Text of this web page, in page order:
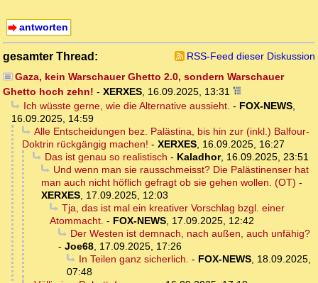
antworten
gesamter Thread:
RSS-Feed dieser Diskussion
Gaza, kein Warschauer Ghetto 2.0, sondern Warschauer
Ghetto hoch zehn! - XERXES, 16.09.2025, 13:31
Ich wüsste gerne, wie die Alternative aussieht. - FOX-NEWS,
16.09.2025, 14:59
Alle Entscheidungen bez. Palästina, bis hin zur (inkl.) Balfour-
Doktrin rückgängig machen! - XERXES, 16.09.2025, 16:27
Das ist genau so realistisch - Kaladhor, 16.09.2025, 23:51
Und wenn man sie rausschmeisst? Die Palästinenser hat
man auch nicht höflich gefragt ob sie gehen wollen. (OT) -
XERXES, 17.09.2025, 12:03
Tja, das ist mal ein kreativer Vorschlag bzgl. einer
Atommacht. - FOX-NEWS, 17.09.2025, 12:42
Der Westen ist demnach, nach außen, auch unfähig?
- Joe68, 17.09.2025, 17:26
In Teilen ganz sicherlich. - FOX-NEWS, 18.09.2025,
07:48